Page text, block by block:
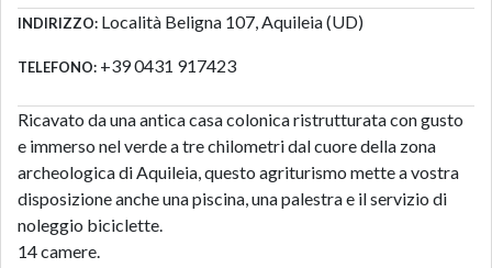
INDIRIZZO: Località Beligna 107, Aquileia (UD)
TELEFONO: +39 0431 917423
Ricavato da una antica casa colonica ristrutturata con gusto
e immerso nel verde a tre chilometri dal cuore della zona
archeologica di Aquileia, questo agriturismo mette a vostra
disposizione anche una piscina, una palestra e il servizio di
noleggio biciclette.
14 camere.